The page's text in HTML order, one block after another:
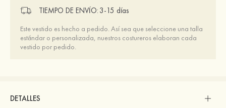
TIEMPO DE ENVÍO: 3-15 días
Este vestido es hecho a pedido. Así sea que seleccione una talla
estándar o personalizada, nuestros costureros elaboran cada
vestido por pedido.
DETALLES